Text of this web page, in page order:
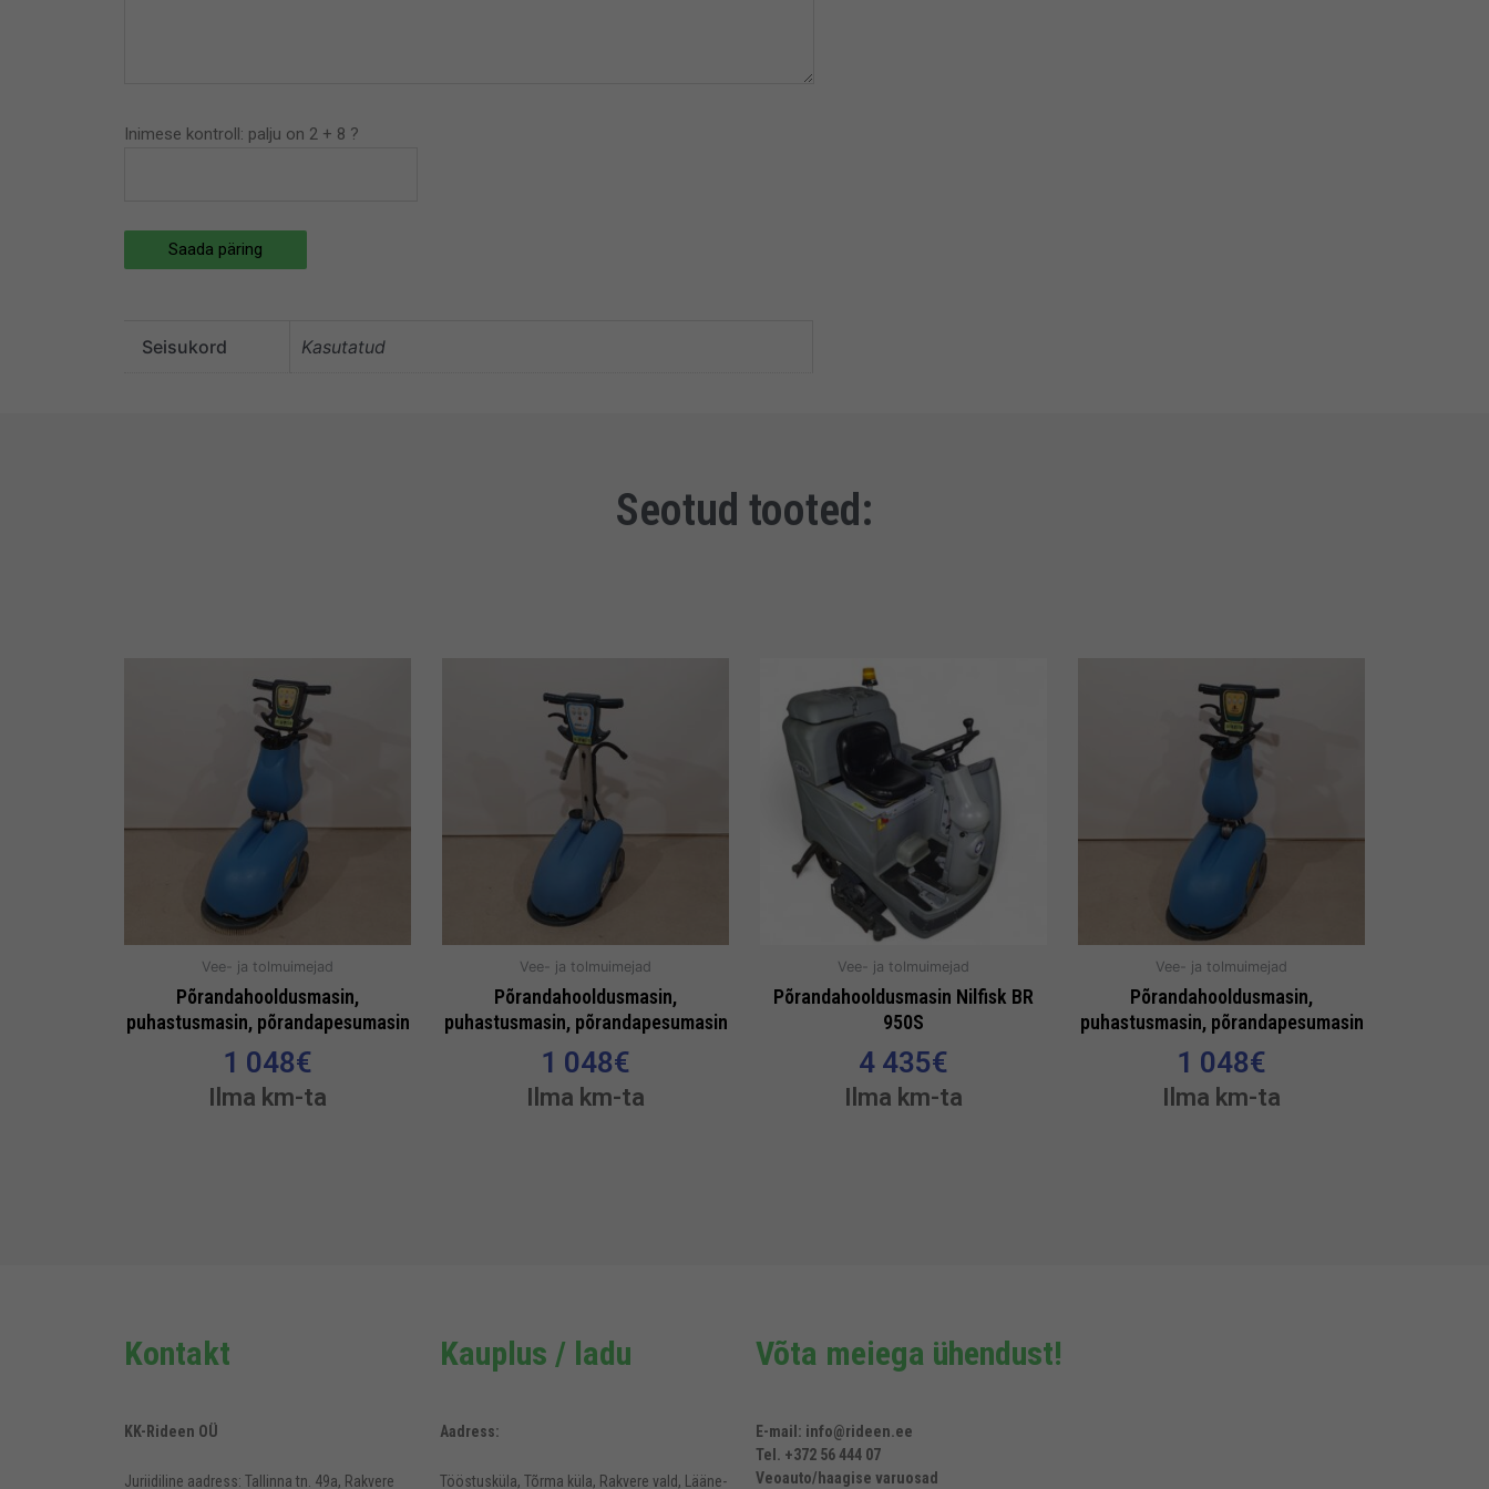
Inimese kontroll: palju on 2 + 8 ?
Saada päring
Seisukord Kasutatud
Seotud tooted:
Vee- ja tolmuimejad
Põrandahooldusmasin,
puhastusmasin, põrandapesumasin
1 048€
Ilma km-ta
Vee- ja tolmuimejad
Põrandahooldusmasin,
puhastusmasin, põrandapesumasin
1 048€
Ilma km-ta
Vee- ja tolmuimejad
Põrandahooldusmasin Nilfisk BR
950S
4 435€
Ilma km-ta
Vee- ja tolmuimejad
Põrandahooldusmasin,
puhastusmasin, põrandapesumasin
1 048€
Ilma km-ta
Kontakt
KK-Rideen OÜ
Juriidiline aadress: Tallinna tn. 49a, Rakvere
Kauplus / ladu
Aadress:
Tööstusküla, Tõrma küla, Rakvere vald, Lääne-
Võta meiega ühendust!
E-mail: info@rideen.ee
Tel. +372 56 444 07
Veoauto/haagise varuosad